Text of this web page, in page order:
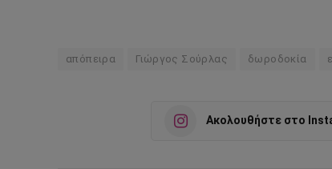
απόπειρα Γιώργος Σούρλας δωροδοκία
Ακολουθήστε στο